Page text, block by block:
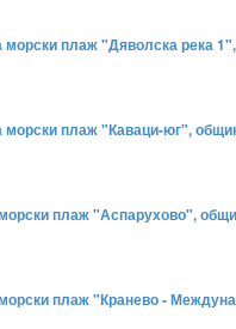
плаж "Дяволска река
морски плаж "Каваци-юг",
плаж "Аспарухово",
плаж "Кранево -